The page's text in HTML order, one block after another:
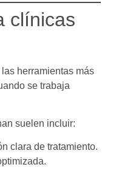
clínicas
herramientas más
se trabaja
suelen incluir:
clara de tratamiento.